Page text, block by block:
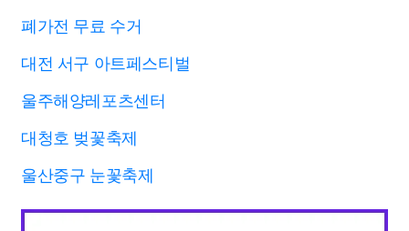
폐가전 무료 수거
대전 서구 아트페스티벌
울주해양레포츠센터
대청호 벚꽃축제
울산중구 눈꽃축제